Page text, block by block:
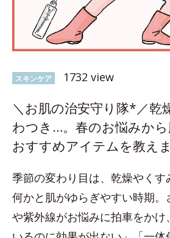
スキンケア 1732 view
＼お肌の治安守り隊*／乾
わつき…。春のお悩みから
おすすめアイテムを教え
季節の変わり目は、乾燥やくす
何かと肌がゆらぎやすい時期
や紫外線がお悩みに拍車をかけ